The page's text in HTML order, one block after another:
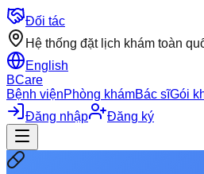
Đối tác
Hệ thống đặt lịch khám toàn
English
BCare
Bệnh việnPhòng khámBác sĩGói
Đăng nhập
Đăng ký